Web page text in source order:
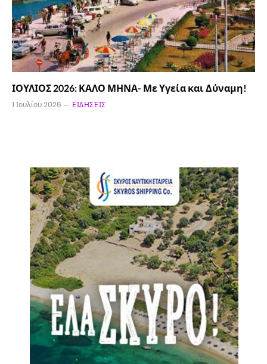
ΙΟΥΛΙΟΣ 2026: ΚΑΛΟ ΜΗΝΑ- Με Υγεία και Δύναμη!
1 Ιουλίου 2026 ΕΙΔΉΣΕΙΣ